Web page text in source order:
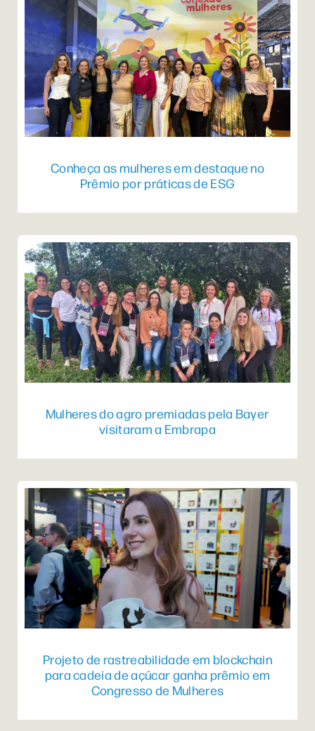
Conheça as mulheres em destaque no
Prêmio por práticas de ESG
Mulheres do agro premiadas pela Bayer
visitaram a Embrapa
Projeto de rastreabilidade em blockchain
para cadeia de açúcar ganha prêmio em
Congresso de Mulheres